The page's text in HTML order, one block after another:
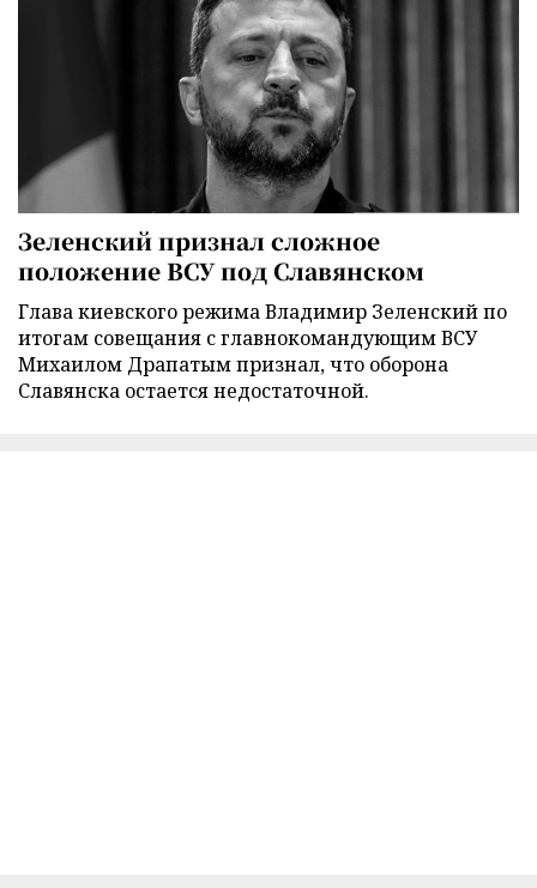
Зеленский признал сложное
положение ВСУ под Славянском
Глава киевского режима Владимир Зеленский по
итогам совещания с главнокомандующим ВСУ
Михаилом Драпатым признал, что оборона
Славянска остается недостаточной.